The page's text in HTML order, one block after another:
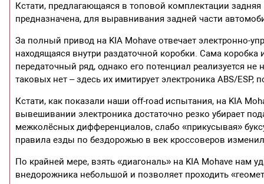
Кстати, предлагающаяся в топовой комплектации
предназначена, для выравнивания задней части
За полный привод на KIA Mohave отвечает электронно-
находящаяся внутри раздаточной коробки. Сама
передаточный ряд, однако его потенциал реализуется
таковых нет – здесь их имитирует электроника ABS/
Кстати, как показали наши off-road испытания, на KIA
вывешивании электроника достаточно резко убирает
межколёсных дифференциалов, слабо «прикусывая»
правила езды по бездорожью в век кроссоверов
По крайней мере, взять «диагональ» на KIA Mohave нам
внедорожника небольшой и позволяет проходить